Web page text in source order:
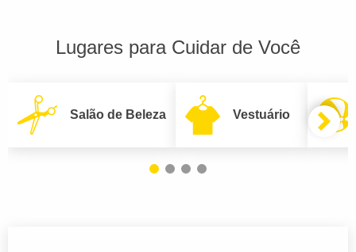
Lugares para Cuidar de Você
Salão de Beleza Vestuário